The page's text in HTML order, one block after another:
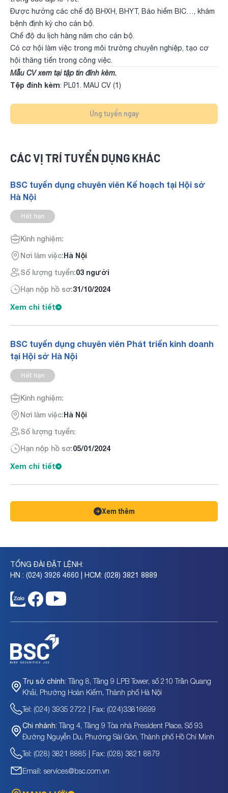
Được hưởng các chế độ BHXH, BHYT, Bảo hiểm BIC…, khám
bệnh định kỳ cho cán bộ.
Chế độ du lịch hàng năm cho cán bộ.
Có cơ hội làm việc trong môi trường chuyên nghiệp, tạo cơ
hội thăng tiến trong công việc.
Mẫu CV xem tại tập tin đính kèm.
Tệp đính kèm: PL01. MAU CV (1)
Ứng tuyển ngay
CÁC VỊ TRÍ TUYỂN DỤNG KHÁC
BSC tuyển dụng chuyên viên Kế hoạch tại Hội sở
Hà Nội
Hết hạn
Kinh nghiệm:
Nơi làm việc:Hà Nội
Số lượng tuyển:03 người
Hạn nộp hồ sơ:31/10/2024
Xem chi tiết
BSC tuyển dụng chuyên viên Phát triển kinh doanh
tại Hội sở Hà Nội
Hết hạn
Kinh nghiệm:
Nơi làm việc:Hà Nội
Số lượng tuyển:
Hạn nộp hồ sơ:05/01/2024
Xem chi tiết
Xem thêm
TỔNG ĐÀI ĐẶT LỆNH:
HN : (024) 3926 4660 | HCM: (028) 3821 8889
Trụ sở chính: Tầng 8, Tầng 9 LPB Tower, số 210 Trần Quang
Khải, Phường Hoàn Kiếm, Thành phố Hà Nội
Tel: (024) 3935 2722 | Fax: (024)33816699
Chi nhánh: Tầng 4, Tầng 9 Tòa nhà President Place, Số 93
Đường Nguyễn Du, Phường Sài Gòn, Thành phố Hồ Chí Minh
Tel: (028) 3821 8885 | Fax: (028) 3821 8879
Email: services@bsc.com.vn